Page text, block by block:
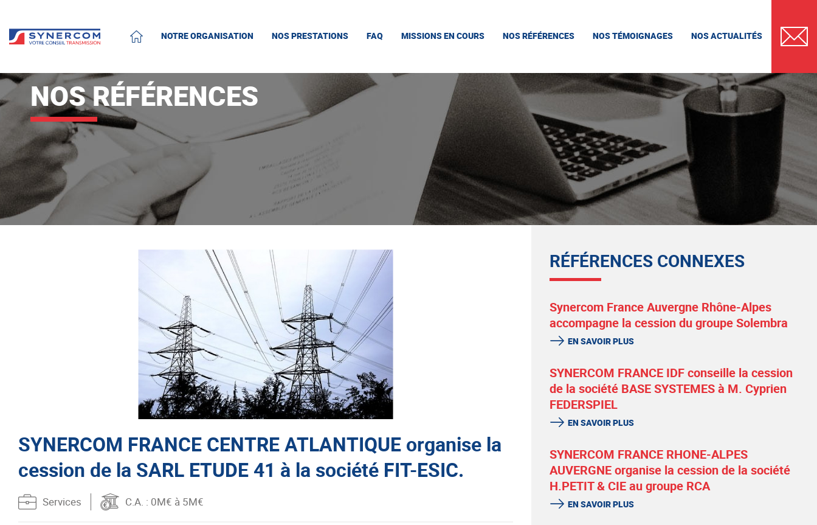
ACCUEIL
NOTRE ORGANISATION NOS PRESTATIONS FAQ MISSIONS EN COURS NOS RÉFÉRENCES NOS TÉMOIGNAGES NOS ACTUALITÉS
NOS RÉFÉRENCES
SYNERCOM FRANCE CENTRE ATLANTIQUE organise la
cession de la SARL ETUDE 41 à la société FIT-ESIC.
Services C.A. : 0M€ à 5M€
RÉFÉRENCES CONNEXES
Synercom France Auvergne Rhône-Alpes
accompagne la cession du groupe Solembra
EN SAVOIR PLUS
SYNERCOM FRANCE IDF conseille la cession
de la société BASE SYSTEMES à M. Cyprien
FEDERSPIEL
EN SAVOIR PLUS
SYNERCOM FRANCE RHONE-ALPES
AUVERGNE organise la cession de la société
H.PETIT & CIE au groupe RCA
EN SAVOIR PLUS